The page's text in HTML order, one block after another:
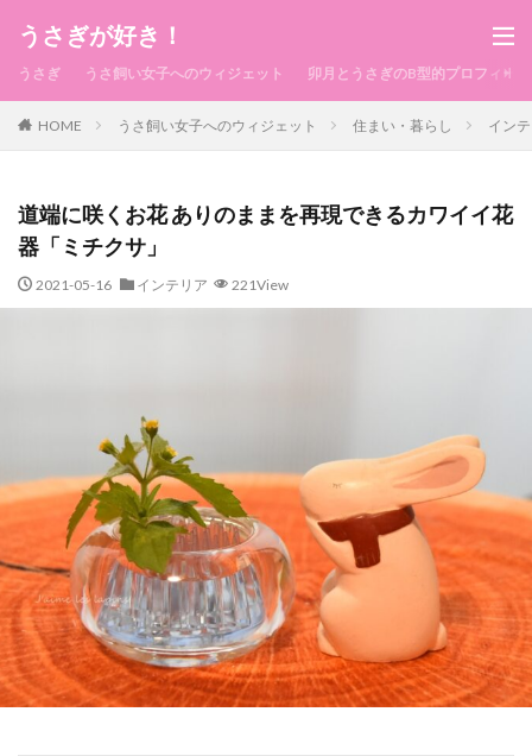
うさぎが好き！
うさぎ うさ飼い女子へのウィジェット 卯月とうさぎのB型的プロフィール
HOME うさ飼い女子へのウィジェット 住まい・暮らし イン
道端に咲くお花 ありのままを再現できるカワイイ花
器「ミチクサ」
2021-05-16 インテリア 221View